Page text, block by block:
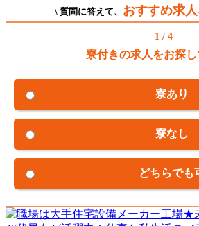
\ 質問に答えて、 おすすめ求人
1 / 4
寮付きの求人をお探し
寮あり
寮なし
どちらでも